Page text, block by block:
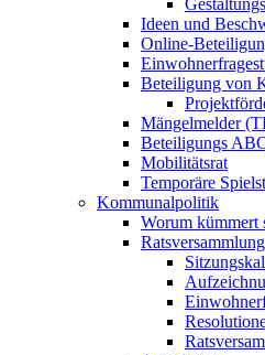
Ideen und
Online-
Beteiligung von
Mängelmelder
Beteiligungs
Mobilitätsrat
Temporäre
Kommunalpolitik
Worum
Ratsversammlung